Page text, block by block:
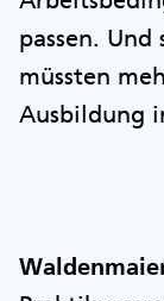
passen.
müssten
Ausbildung